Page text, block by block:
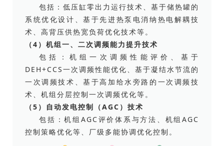
包括：低压缸零出力运行技术、基于储热罐的
系统优化设计、基于先进热泵电消纳热电解耦技
术、高背压供热宽负荷优化技术等。
（4）机组一、二次调频能力提升技术
包括：机组一次调频性能评价、基于
DEH+CCS一次调频性能优化、基于凝结水节流的
一次调频技术、基于高加给水旁路的一次调频技
术、机组分层控制一次调频优化等。
（5）自动发电控制（AGC）技术
包括：机组AGC评价体系与方法、机组AGC
控制策略优化等、厂级多能协调优化控制。